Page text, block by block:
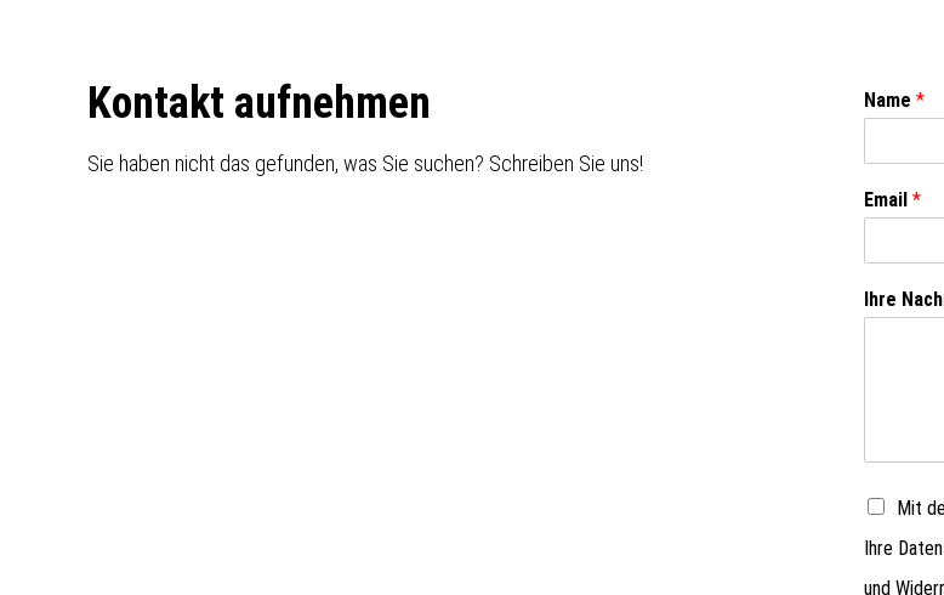
FooterKontakt aufnehmen
Sie haben nicht das gefunden, was Sie suchen? Schreiben Sie uns!
Name *
Email *
Ihre
Mit
Ihre
und